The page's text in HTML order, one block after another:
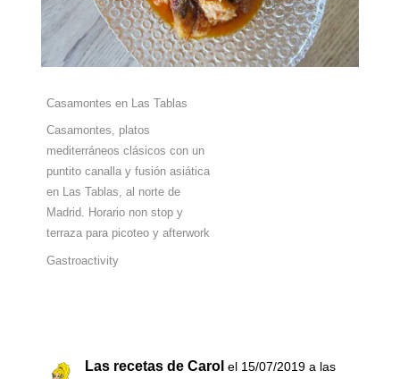
Casamontes en Las Tablas
Casamontes, platos
mediterráneos clásicos con un
puntito canalla y fusión asiática
en Las Tablas, al norte de
Madrid. Horario non stop y
terraza para picoteo y afterwork
Gastroactivity
Las recetas de Carol el 15/07/2019 a las